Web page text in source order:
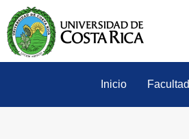
Inicio Facultad